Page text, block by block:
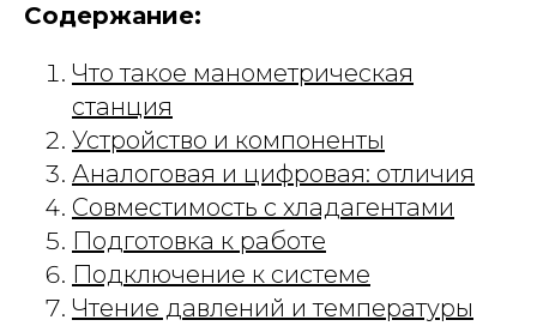
Содержание:
Что такое манометрическая
станция
Устройство и компоненты
Аналоговая и цифровая: отличия
Совместимость с хладагентами
Подготовка к работе
Подключение к системе
Чтение давлений и температуры